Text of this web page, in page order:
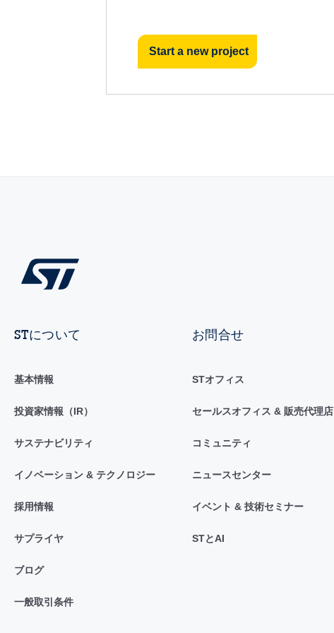
Start a new project
STについて
基本情報
投資家情報（IR）
サステナビリティ
イノベーション & テクノロジー
採用情報
サプライヤ
ブログ
一般取引条件
お問合せ
STオフィス
セールスオフィス & 販売代理店
コミュニティ
ニュースセンター
イベント & 技術セミナー
STとAI